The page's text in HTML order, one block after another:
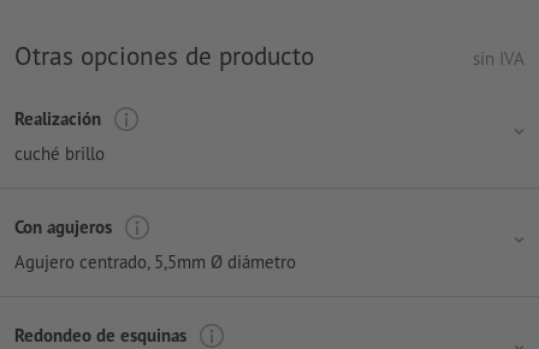
Otras opciones de producto sin IVA
Realización
cuché brillo
Con agujeros
Agujero centrado, 5,5mm Ø diámetro
Redondeo de esquinas